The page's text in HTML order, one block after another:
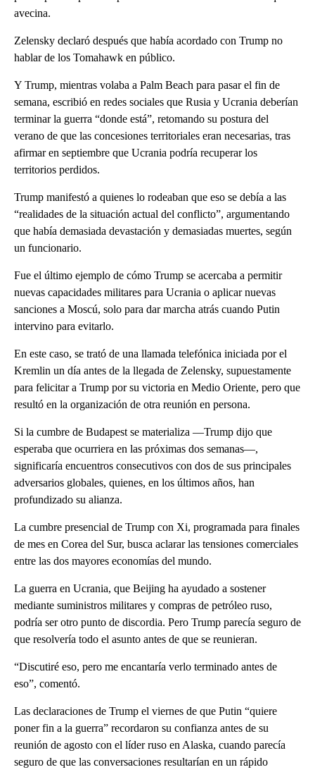
avecina.
Zelensky declaró después que había acordado con Trump no
hablar de los Tomahawk en público.
Y Trump, mientras volaba a Palm Beach para pasar el fin de
semana, escribió en redes sociales que Rusia y Ucrania deberían
terminar la guerra “donde está”, retomando su postura del
verano de que las concesiones territoriales eran necesarias, tras
afirmar en septiembre que Ucrania podría recuperar los
territorios perdidos.
Trump manifestó a quienes lo rodeaban que eso se debía a las
“realidades de la situación actual del conflicto”, argumentando
que había demasiada devastación y demasiadas muertes, según
un funcionario.
Fue el último ejemplo de cómo Trump se acercaba a permitir
nuevas capacidades militares para Ucrania o aplicar nuevas
sanciones a Moscú, solo para dar marcha atrás cuando Putin
intervino para evitarlo.
En este caso, se trató de una llamada telefónica iniciada por el
Kremlin un día antes de la llegada de Zelensky, supuestamente
para felicitar a Trump por su victoria en Medio Oriente, pero que
resultó en la organización de otra reunión en persona.
Si la cumbre de Budapest se materializa —Trump dijo que
esperaba que ocurriera en las próximas dos semanas—,
significaría encuentros consecutivos con dos de sus principales
adversarios globales, quienes, en los últimos años, han
profundizado su alianza.
La cumbre presencial de Trump con Xi, programada para finales
de mes en Corea del Sur, busca aclarar las tensiones comerciales
entre las dos mayores economías del mundo.
La guerra en Ucrania, que Beijing ha ayudado a sostener
mediante suministros militares y compras de petróleo ruso,
podría ser otro punto de discordia. Pero Trump parecía seguro de
que resolvería todo el asunto antes de que se reunieran.
“Discutiré eso, pero me encantaría verlo terminado antes de
eso”, comentó.
Las declaraciones de Trump el viernes de que Putin “quiere
poner fin a la guerra” recordaron su confianza antes de su
reunión de agosto con el líder ruso en Alaska, cuando parecía
seguro de que las conversaciones resultarían en un rápido